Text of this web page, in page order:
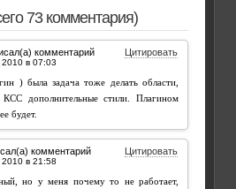
73 комментария)
комментарий Цитировать
) была задача тоже делать области,
КСС дополнительные стили. Плагином
будет.
комментарий Цитировать
но у меня почему то не работает,